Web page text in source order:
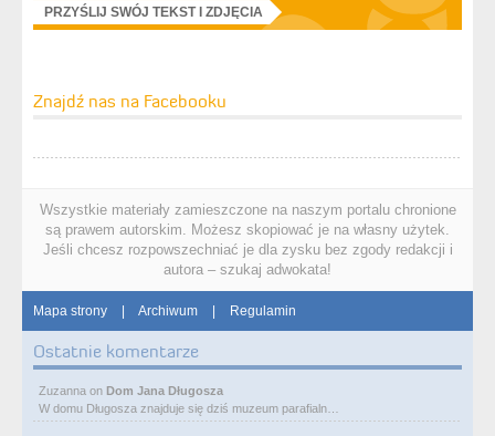
PRZYŚLIJ SWÓJ TEKST I ZDJĘCIA
Znajdź nas na Facebooku
Wszystkie materiały zamieszczone na naszym portalu chronione
są prawem autorskim. Możesz skopiować je na własny użytek.
Jeśli chcesz rozpowszechniać je dla zysku bez zgody redakcji i
autora – szukaj adwokata!
Mapa strony | Archiwum | Regulamin
Ostatnie komentarze
Zuzanna on Dom Jana Długosza
W domu Długosza znajduje się dziś muzeum parafialn…